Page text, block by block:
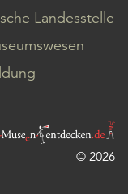
Landesstelle
© 2026